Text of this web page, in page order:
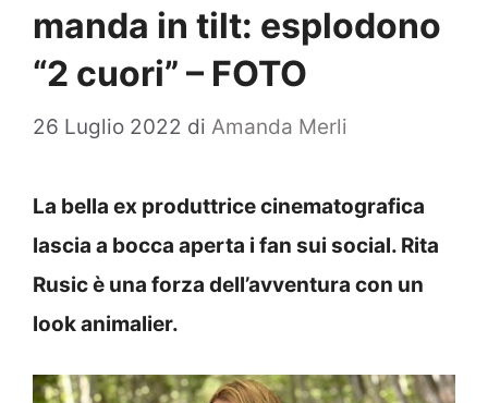
manda in tilt: esplodono
“2 cuori” – FOTO
26 Luglio 2022 di Amanda Merli
La bella ex produttrice cinematografica
lascia a bocca aperta i fan sui social. Rita
Rusic è una forza dell’avventura con un
look animalier.